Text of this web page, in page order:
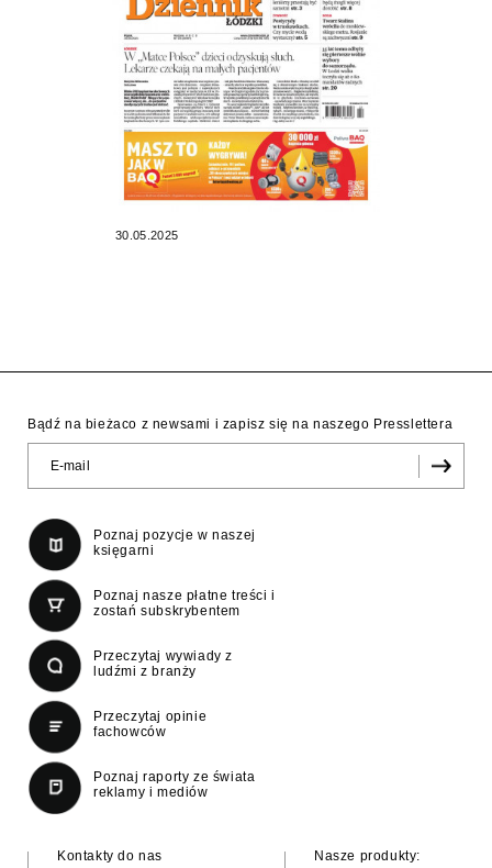
30.05.2025
Bądź na bieżaco z newsami i zapisz się na naszego Presslettera
Poznaj pozycje w naszej
księgarni
Poznaj nasze płatne treści i
zostań subskrybentem
Przeczytaj wywiady z
ludźmi z branży
Przeczytaj opinie
fachowców
Poznaj raporty ze świata
reklamy i mediów
Kontakty do nas
Nasze produkty: